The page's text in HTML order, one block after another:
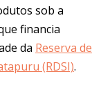
sob a
financia
da Reserva de
(RDSI).